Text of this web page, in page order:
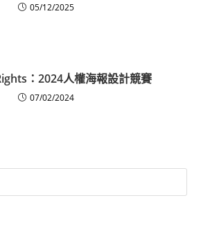
05/12/2025
：2024人權海報設計競賽
07/02/2024